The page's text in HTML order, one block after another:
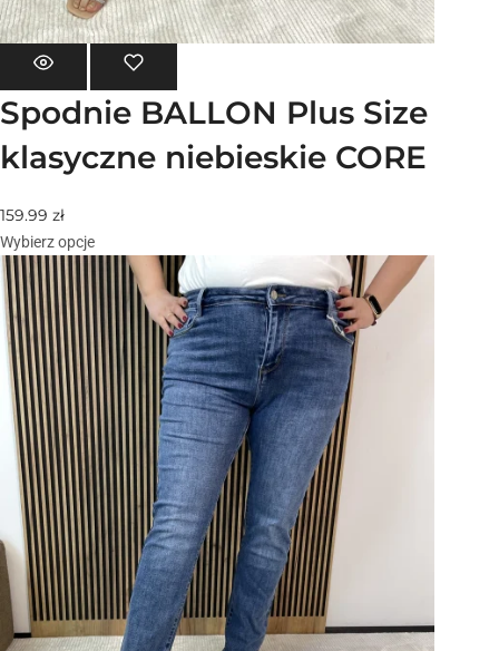
Spodnie BALLON Plus Size
klasyczne niebieskie CORE
159.99 zł
Wybierz opcje